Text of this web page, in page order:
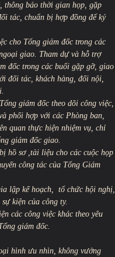
TIN LIÊN HỆ
thông báo thời gian họp, gặp
tác, chuẩn bị hợp đồng để ký
cho Tổng giám đốc trong các
giao. Tham dự và hỗ trợ
đốc trong các buổi gặp gỡ, giao
đối tác, khách hàng, đối nội,
giám đốc theo dõi công việc,
phối hợp với các Phòng ban,
quan thực hiện nhiệm vụ, chỉ
giám đốc giao.
hồ sơ ,tài liệu cho các cuộc họp
công tác của Tổng Giám
lập kế hoạch, tổ chức hội nghị,
kiện của công ty.
các công việc khác theo yêu
giám đốc.
hình ưu nhìn, không vướng